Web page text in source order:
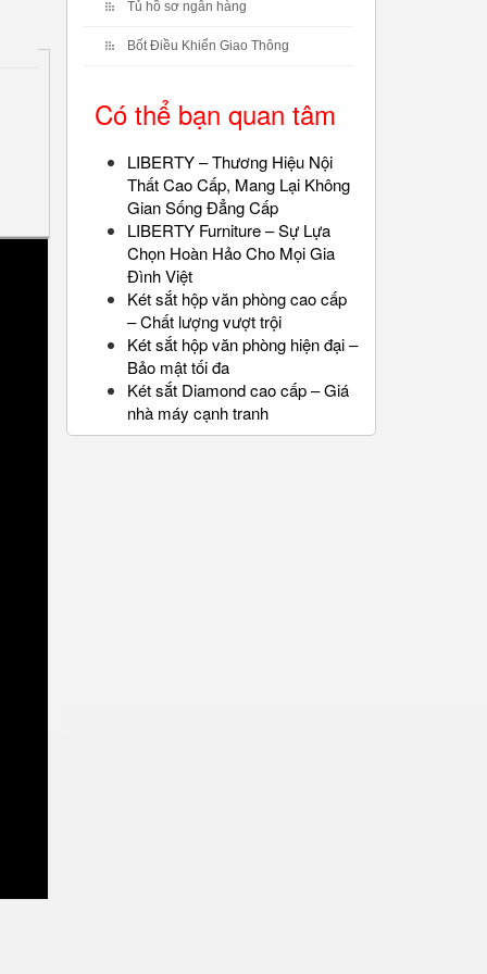
Tủ hồ sơ ngân hàng
Bốt Điều Khiển Giao Thông
Có thể bạn quan tâm
LIBERTY – Thương Hiệu Nội
Thất Cao Cấp, Mang Lại Không
Gian Sống Đẳng Cấp
LIBERTY Furniture – Sự Lựa
Chọn Hoàn Hảo Cho Mọi Gia
Đình Việt
Két sắt hộp văn phòng cao cấp
– Chất lượng vượt trội
Két sắt hộp văn phòng hiện đại –
Bảo mật tối đa
Két sắt Diamond cao cấp – Giá
nhà máy cạnh tranh